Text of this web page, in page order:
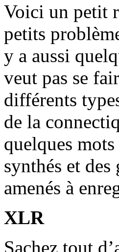
Voici un petit
petits
y a aussi
veut pas se
différents
de la
quelques
synthés et
amenés à
XLR
Sachez tout